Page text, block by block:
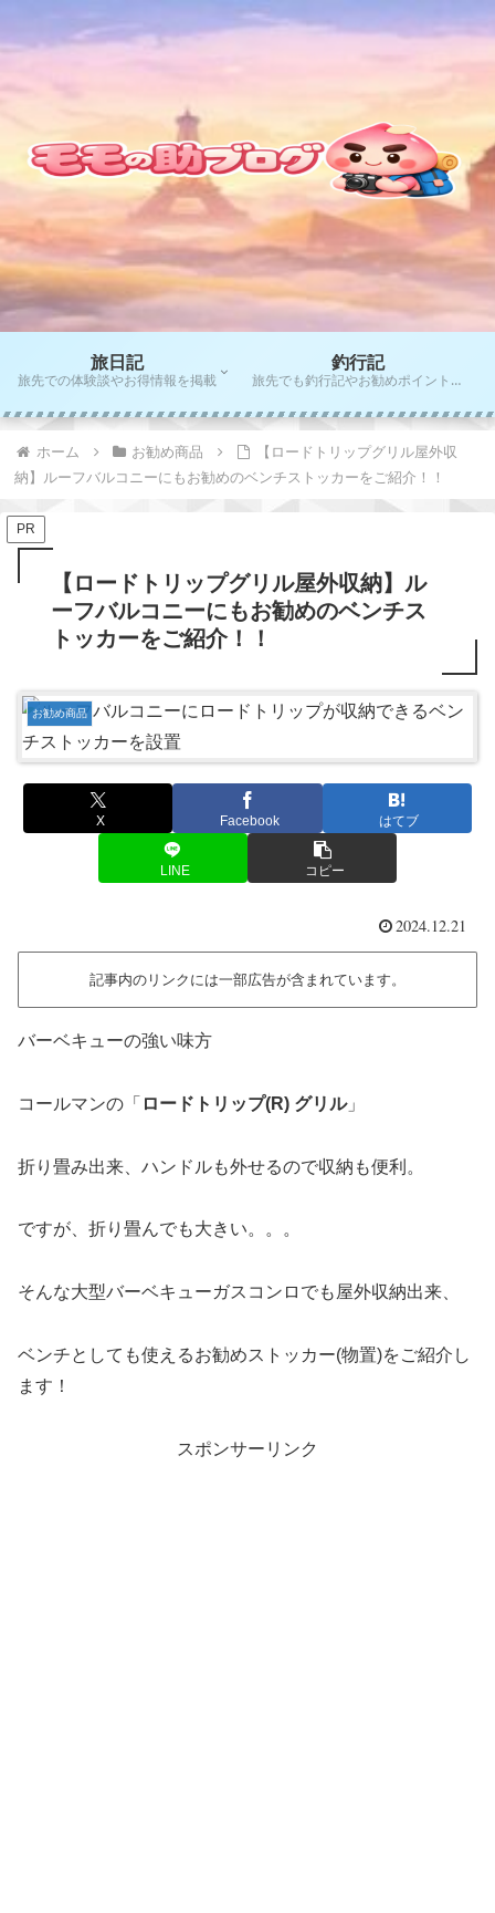
旅日記
旅先での体験談やお得情報を掲載
釣行記
旅先でも釣行記やお勧めポイントをご紹介！！
ホーム お勧め商品
【ロードトリップグリル屋外収
納】ルーフバルコニーにもお勧めのベンチストッカーをご紹介！！
PR
【ロードトリップグリル屋外収納】ル
ーフバルコニーにもお勧めのベンチス
トッカーをご紹介！！
お勧め商品
X Facebook はてブ
LINE コピー
2024.12.21
記事内のリンクには一部広告が含まれています。
バーベキューの強い味方
コールマンの「 ロードトリップ(R) グリル」
折り畳み出来、ハンドルも外せるので収納も便利。
ですが、折り畳んでも大きい。。。
そんな大型バーベキューガスコンロでも屋外収納出来、
ベンチとしても使えるお勧めストッカー(物置)をご紹介し
ます！
スポンサーリンク